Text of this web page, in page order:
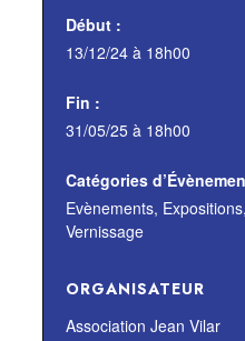
Début :
13/12/24 à 18h00
Fin :
31/05/25 à 18h00
Catégories
Evènements, Expositions,
Vernissage
ORGANISATEUR
Association Jean Vilar